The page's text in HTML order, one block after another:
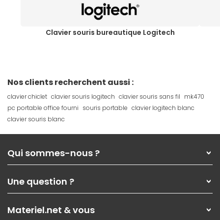
Clavier souris bureautique Logitech
Nos clients recherchent aussi :
clavier chiclet clavier souris logitech clavier souris sans fil mk470
pc portable office fourni souris portable clavier logitech blanc
clavier souris blanc
Qui sommes-nous ?
Nos services
Les magasins Materiel.net
Nos solutions pour les pros
Contactez-nous
Une question ?
Paiement, livraison
Materiel.net & vous